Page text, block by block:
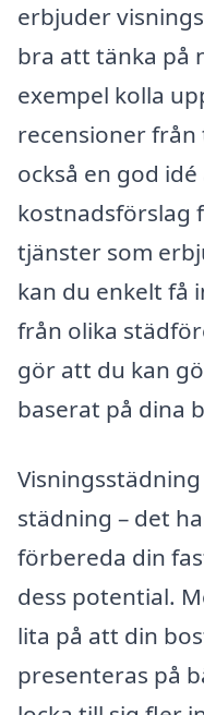
erbjuder
bra att tänka på
exempel kolla
recensioner
också en god
kostnadsförslag
tjänster som
kan du enkelt
från olika
gör att du kan
baserat på dina
städning – det
förbereda din
dess potential.
lita på att din
presenteras på